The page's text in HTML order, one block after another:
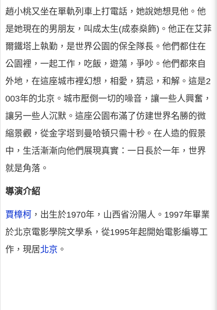
趙小桃又坐在單軌列車上打電話，她說她想見他。他
是她現在的男朋友，叫成太生(成泰燊飾)。他正在艾菲
爾鐵塔上執勤，是世界公園的保全隊長。他們都住在
公園裡，一起工作，吃飯，遊蕩，爭吵。他們都來自
外地，在這座城市裡幻想，相愛，猜忌，和解。這是2
003年的北京。城市壓倒一切的噪音，讓一些人興奮，
讓另一些人沉默。這座公園布滿了仿建世界名勝的微
縮景觀，從金字塔到曼哈頓只需十秒。在人造的假景
中，生活漸漸向他們展現真實：一日長於一年，世界
就是角落。
導演介紹
賈樟柯 ，出生於1970年，山西省汾陽人。1997年畢業
於北京電影學院文學系，從1995年起開始電影編導工
作，現居北京 。